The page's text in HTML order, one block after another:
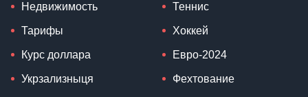
Недвижимость
Тарифы
Курс доллара
Укрзализныця
Теннис
Хоккей
Евро-2024
Фехтование